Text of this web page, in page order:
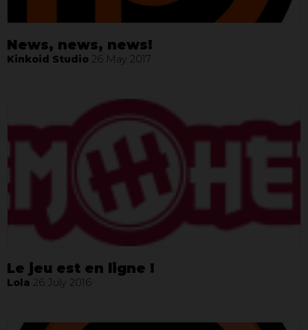
News, news, news!
Kinkoid Studio 26 May 2017
Le jeu est en ligne !
Lola 26 July 2016